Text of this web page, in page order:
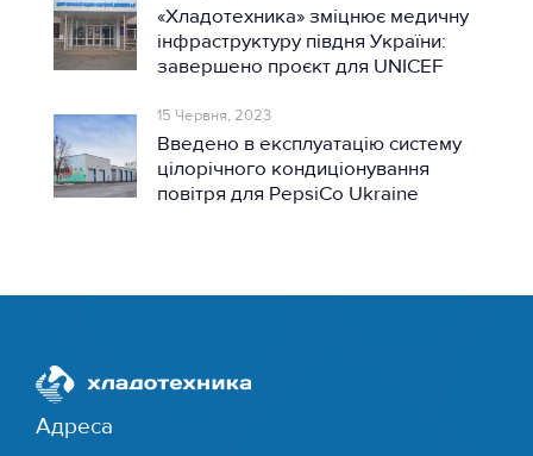
«Хладотехника» зміцнює медичну
інфраструктуру півдня України:
завершено проєкт для UNICEF
15 Червня, 2023
Введено в експлуатацію систему
цілорічного кондиціонування
повітря для PepsiCo Ukraine
Адреса